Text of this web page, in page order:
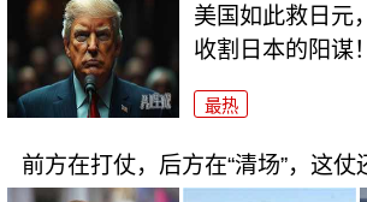
美国如此救日元
收割日本的阳谋！
最热
前方在打仗，后方在“清场”，这仗